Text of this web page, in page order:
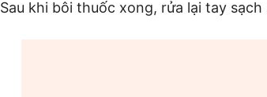
Sau khi bôi thuốc xong, rửa lại tay sạch